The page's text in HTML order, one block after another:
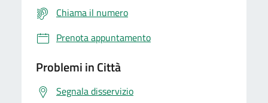
Chiama il numero
Prenota appuntamento
Problemi in Città
Segnala disservizio